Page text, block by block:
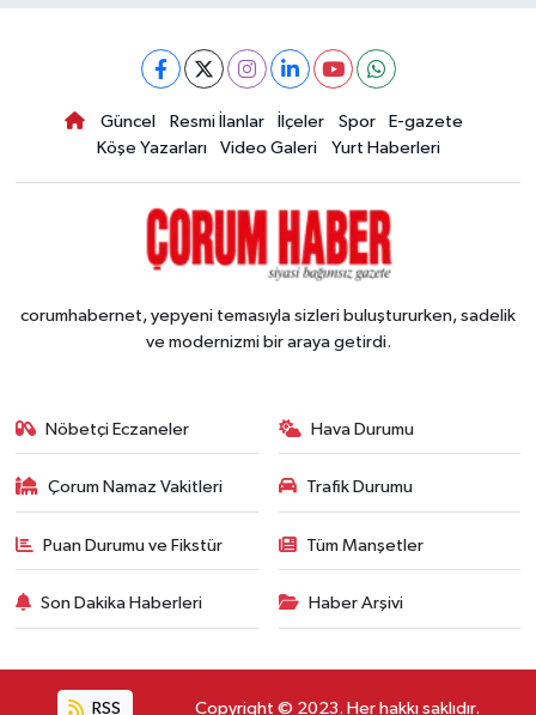
Güncel Resmi İlanlar İlçeler Spor
E-gazete
Köşe Yazarları
Video Galeri Yurt Haberleri
corumhabernet, yepyeni temasıyla sizleri buluştururken, sadelik
ve modernizmi bir araya getirdi.
Nöbetçi Eczaneler Hava Durumu
Çorum Namaz Vakitleri Trafik Durumu
Puan Durumu ve Fikstür Tüm Manşetler
Son Dakika Haberleri Haber Arşivi
RSS Copyright © 2023. Her hakkı saklıdır.